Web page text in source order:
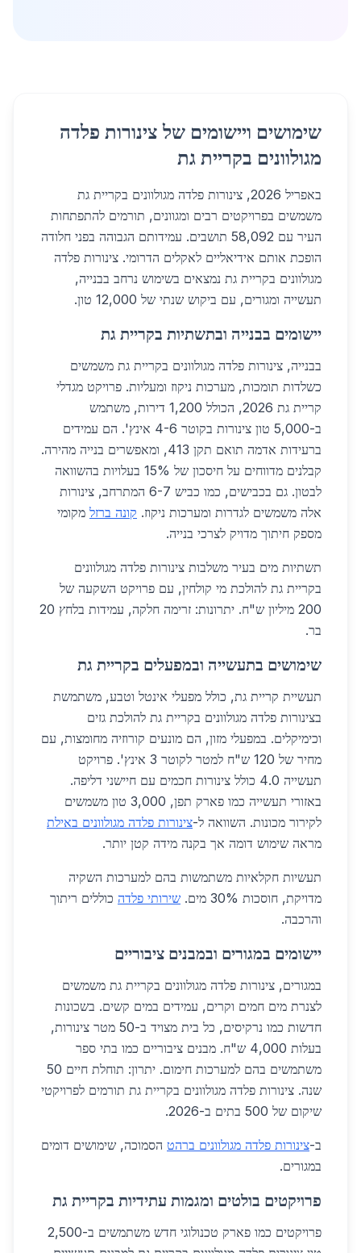
שימושים ויישומים של צינורות פלדה
מגולוונים בקריית גת
באפריל 2026, צינורות פלדה מגולוונים בקריית גת
משמשים בפרויקטים רבים ומגוונים, תורמים להתפתחות
העיר עם 58,092 תושבים. עמידותם הגבוהה בפני חלודה
הופכת אותם אידיאליים לאקלים הדרומי. צינורות פלדה
מגולוונים בקריית גת נמצאים בשימוש נרחב בבנייה,
תעשייה ומגורים, עם ביקוש שנתי של 12,000 טון.
יישומים בבנייה ובתשתיות בקריית גת
בבנייה, צינורות פלדה מגולוונים בקריית גת משמשים
כשלדות תומכות, מערכות ניקוז ומעליות. פרויקט מגדלי
קריית גת 2026, הכולל 1,200 דירות, משתמש
ב-5,000 טון צינורות בקוטר 4-6 אינץ'. הם עמידים
ברעידות אדמה תואם תקן 413, ומאפשרים בנייה מהירה.
קבלנים מדווחים על חיסכון של 15% בעלויות בהשוואה
לבטון. גם בכבישים, כמו כביש 6-7 המתרחב, צינורות
אלה משמשים לגדרות ומערכות ניקוז. קונה ברזל מקומי
מספק חיתוך מדויק לצרכי בנייה.
תשתיות מים בעיר משלבות צינורות פלדה מגולוונים
בקריית גת להולכת מי קולחין, עם פרויקט השקעה של
200 מיליון ש"ח. יתרונות: זרימה חלקה, עמידות בלחץ 20
בר.
שימושים בתעשייה ובמפעלים בקריית גת
תעשיית קריית גת, כולל מפעלי אינטל וטבע, משתמשת
בצינורות פלדה מגולוונים בקריית גת להולכת גזים
וכימיקלים. במפעלי מזון, הם מונעים קורוזיה מחומצות, עם
מחיר של 120 ש"ח למטר לקוטר 3 אינץ'. פרויקט
תעשייה 4.0 כולל צינורות חכמים עם חיישני דליפה.
באזורי תעשייה כמו פארק תפן, 3,000 טון משמשים
לקירור מכונות. השוואה ל-צינורות פלדה מגולוונים באילת
מראה שימוש דומה אך בקנה מידה קטן יותר.
תעשיות חקלאיות משתמשות בהם למערכות השקיה
מדויקת, חוסכות 30% מים.
שירותי פלדה כוללים ריתוך
והרכבה.
יישומים במגורים ובמבנים ציבוריים
במגורים, צינורות פלדה מגולוונים בקריית גת משמשים
לצנרת מים חמים וקרים, עמידים במים קשים. בשכונות
חדשות כמו נרקיסים, כל בית מצויד ב-50 מטר צינורות,
בעלות 4,000 ש"ח. מבנים ציבוריים כמו בתי ספר
משתמשים בהם למערכות חימום. יתרון: תוחלת חיים 50
שנה. צינורות פלדה מגולוונים בקריית גת תורמים לפרויקטי
שיקום של 500 בתים ב-2026.
ב-צינורות פלדה מגולוונים ברהט הסמוכה, שימושים דומים
במגורים.
פרויקטים בולטים ומגמות עתידיות בקריית גת
פרויקטים כמו פארק טכנולוגי חדש משתמשים ב-2,500